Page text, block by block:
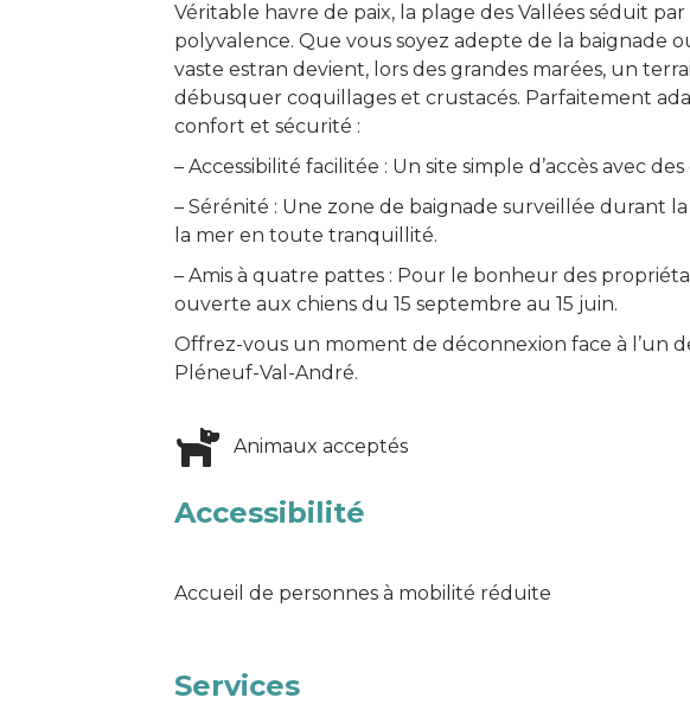
Véritable havre de paix, la plage des Vallées séduit
polyvalence. Que vous soyez adepte de la baignade
vaste estran devient, lors des grandes marées, un
débusquer coquillages et crustacés. Parfaitement
confort et sécurité :
– Accessibilité facilitée : Un site simple d’accès avec
– Sérénité : Une zone de baignade surveillée durant
la mer en toute tranquillité.
– Amis à quatre pattes : Pour le bonheur des
ouverte aux chiens du 15 septembre au 15 juin.
Offrez-vous un moment de déconnexion face à l’un
Pléneuf-Val-André.
Animaux acceptés
Accessibilité
Accueil de personnes à mobilité réduite
Services